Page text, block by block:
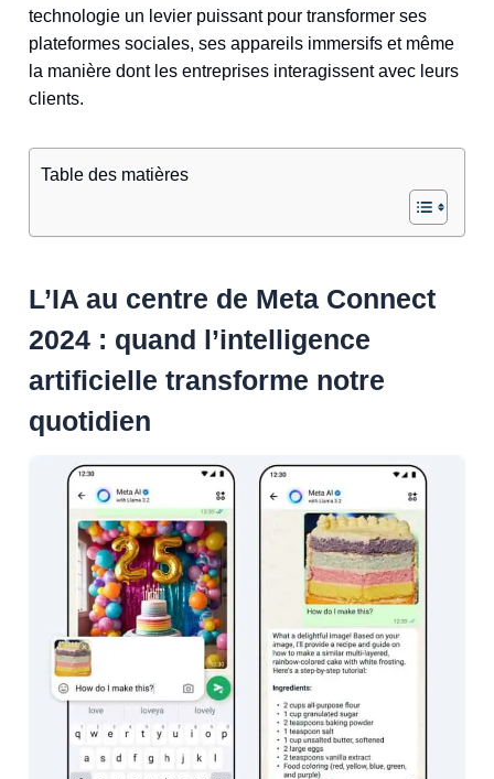
technologie un levier puissant pour transformer ses
plateformes sociales, ses appareils immersifs et même
la manière dont les entreprises interagissent avec leurs
clients.
Table des matières
L’IA au centre de Meta Connect
2024 : quand l’intelligence
artificielle transforme notre
quotidien